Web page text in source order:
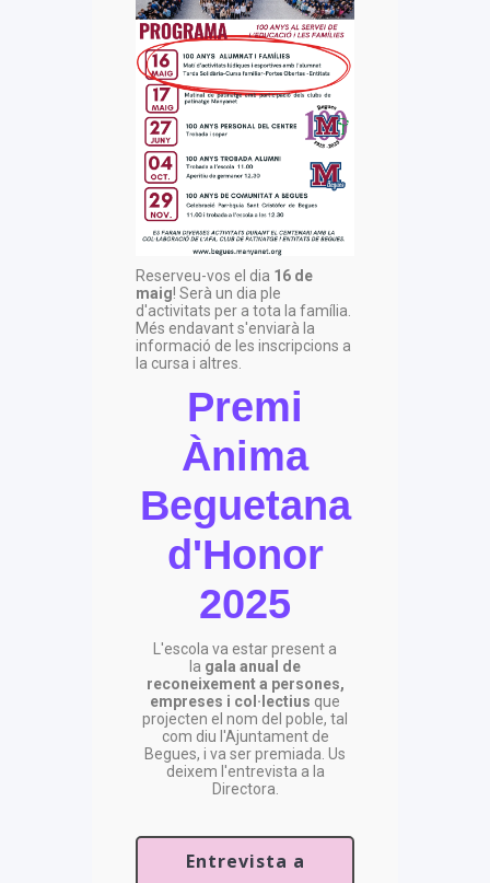
Reserveu-vos el dia 16 de
maig! Serà un dia ple
d'activitats per a tota la família.
Més endavant s'enviarà la
informació de les inscripcions a
la cursa i altres.
Premi
Ànima
Beguetana
d'Honor
2025
L'escola va estar present a
la gala anual de
reconeixement a persones,
empreses i col·lectius que
projecten el nom del poble, tal
com diu l'Ajuntament de
Begues, i va ser premiada. Us
deixem l'entrevista a la
Directora.
Entrevista a